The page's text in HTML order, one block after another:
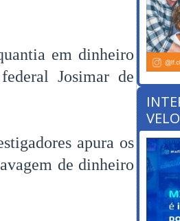
em dinheiro
Josimar de
apura os
de dinheiro